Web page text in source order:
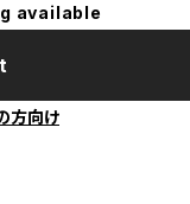
available
方向け